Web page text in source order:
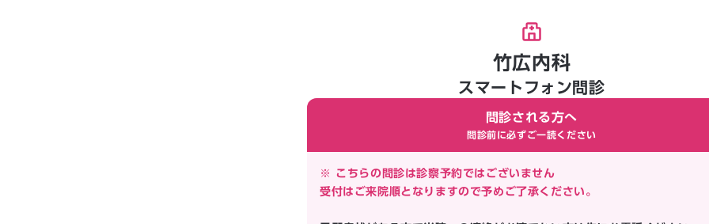
竹広内科
スマートフォン問診
問診される方へ
問診前に必ずご一読ください
※ こちらの問診は診察予約ではございません
受付はご来院順となりますので予めご了承ください。